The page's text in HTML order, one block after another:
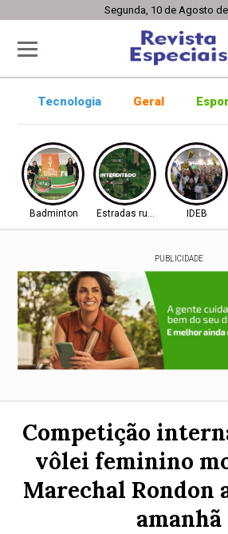
Segunda, 10 de Agosto
Tecnologia Geral
Badminton Estradas rurais IDEB
PUBLICIDADE
Competição
vôlei feminino
Marechal Rondon
amanhã